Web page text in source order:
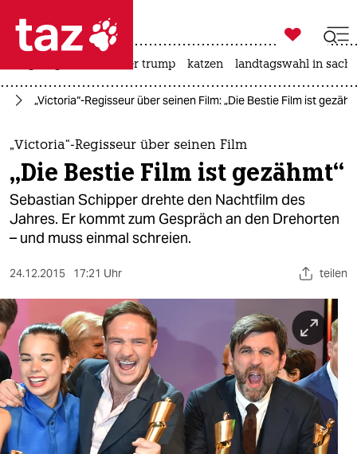
 taz zahl ich
taz zahl ich
themen
politik
öko
sport
berlin
nord
wahrheit

taz zahl ich
usa unter trump katzen landtagswahl in
„Victoria“-Regisseur über seinen Film: „Die Bestie Film ist
„Victoria“-Regisseur über seinen Film
„Die Bestie Film ist gezähmt“
Sebastian Schipper drehte den Nachtfilm des
Jahres. Er kommt zum Gespräch an den Drehorten
– und muss einmal schreien.
24.12.2015 17:21 Uhr teilen